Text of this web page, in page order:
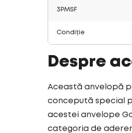
3PMSF
Condiție
Despre
Această anvelopă
concepută special
acestei anvelope
categoria de